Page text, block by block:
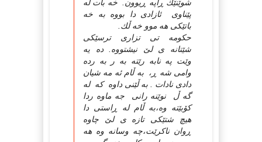
شوێنێك ڕاپه ڕیوون. خه بات له
پێناوی ئازادی دا بووه به خه
باتێكی هه موو خه ڵك.
حكومه تی تزاری ترسێكی
شێتانه ی لێ نیشتووه. ده یه
وێت په نابه رێته به ر به رده
وامی شه ڕ، به ڵام ئه مه شیان
دادی نادات . به ڵێنی داوه كه له
گه ڵ نوێنه رانی جه ماوه ردا
كۆبێته وه،به ڵام له ڕاستی دا
هیچ شتێكی تازه ی لێ چاوه
ڕوان ناكرێت،چه وسانه وه هه